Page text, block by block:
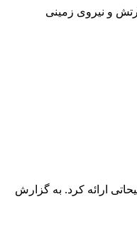
و نیروی زمینی
ارائه کرد. به گزارش